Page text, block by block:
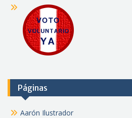
Páginas
Aarón Ilustrador